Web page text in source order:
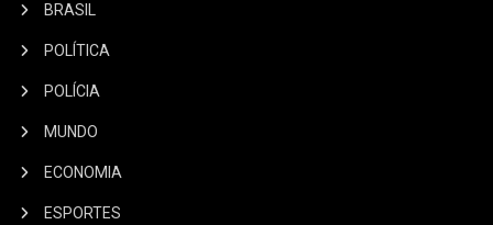
BRASIL
POLÍTICA
POLÍCIA
MUNDO
ECONOMIA
ESPORTES